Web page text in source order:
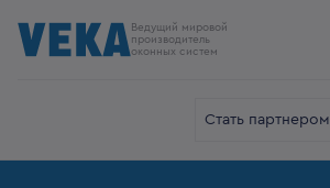
Ведущий мировой
производитель
оконных систем
Стать партнером